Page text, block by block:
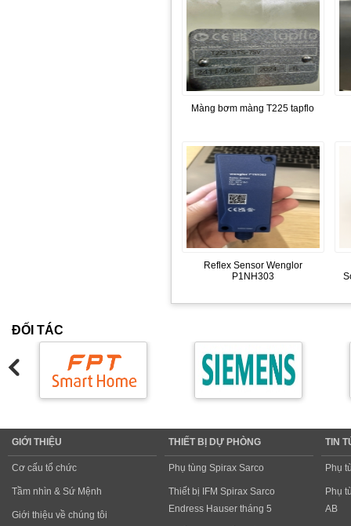
Màng bơm màng T225 tapflo
Reflex Sensor Wenglor
P1NH303
ĐỐI TÁC
GIỚI THIỆU
Cơ cấu tổ chức
Tầm nhìn & Sứ Mệnh
Giới thiệu về chúng tôi
THIẾT BỊ DỰ PHÒNG
Phụ tùng Spirax Sarco
Thiết bị IFM Spirax Sarco
Endress Hauser tháng 5
TIN
Phụ
Phụ
AB